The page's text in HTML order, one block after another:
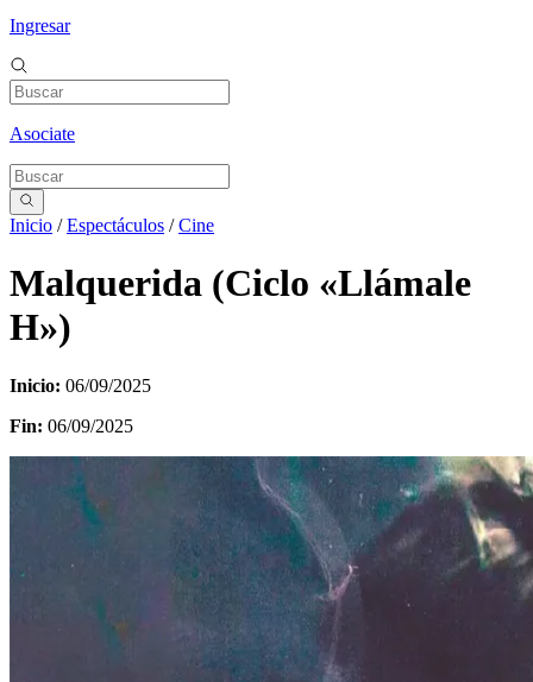
Ingresar
Asociate
Inicio /Espectáculos /Cine
Malquerida (Ciclo «Llámale
H»)
Inicio: 06/09/2025
Fin: 06/09/2025